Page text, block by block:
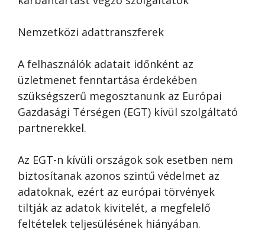
Nemzetközi adattranszferek
A felhasználók adatait időnként az
üzletmenet fenntartása érdekében
szükségszerű megosztanunk az Európai
Gazdasági Térségen (EGT) kívül szolgáltató
partnerekkel.
Az EGT-n kívüli országok sok esetben nem
biztosítanak azonos szintű védelmet az
adatoknak, ezért az európai törvények
tiltják az adatok kivitelét, a megfelelő
feltételek teljesülésének hiányában.